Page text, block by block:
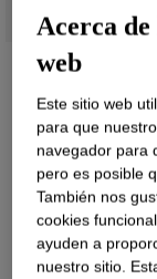
Qué es
Acerca de
web
Este sitio web
para que
navegador para
pero es posible
También nos
cookies
ayuden a
nuestro sitio.